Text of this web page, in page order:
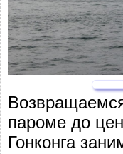
пароме до
Гонконга